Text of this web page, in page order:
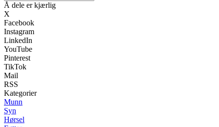
Å dele er kjærlig
X
Facebook
Instagram
LinkedIn
YouTube
Pinterest
TikTok
Mail
RSS
Kategorier
Munn
Syn
Hørsel